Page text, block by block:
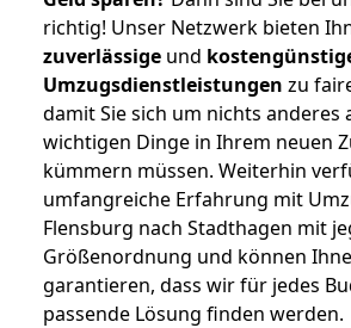
richtig! Unser Netzwerk bieten
zuverlässige und
Umzugsdienstleistungen zu
damit Sie sich um nichts anderes
wichtigen Dinge in Ihrem neuen
kümmern müssen. Weiterhin
umfangreiche Erfahrung mit
Flensburg nach Stadthagen mit
Größenordnung und können
garantieren, dass wir für jedes
passende Lösung finden werden.